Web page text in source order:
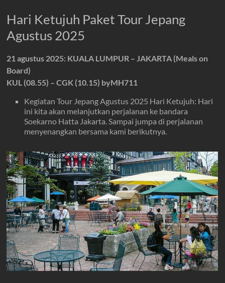
Hari Ketujuh Paket Tour Jepang
Agustus 2025
21 agustus 2025: KUALA LUMPUR – JAKARTA (Meals on
Board)
KUL (08.55) – CGK (10.15) byMH711
Kegiatan Tour Jepang Agustus 2025 Hari Ketujuh: Hari
ini kita akan melanjutkan perjalanan ke bandara
Soekarno Hatta Jakarta. Sampai jumpa di perjalanan
menyenangkan bersama kami berikutnya.